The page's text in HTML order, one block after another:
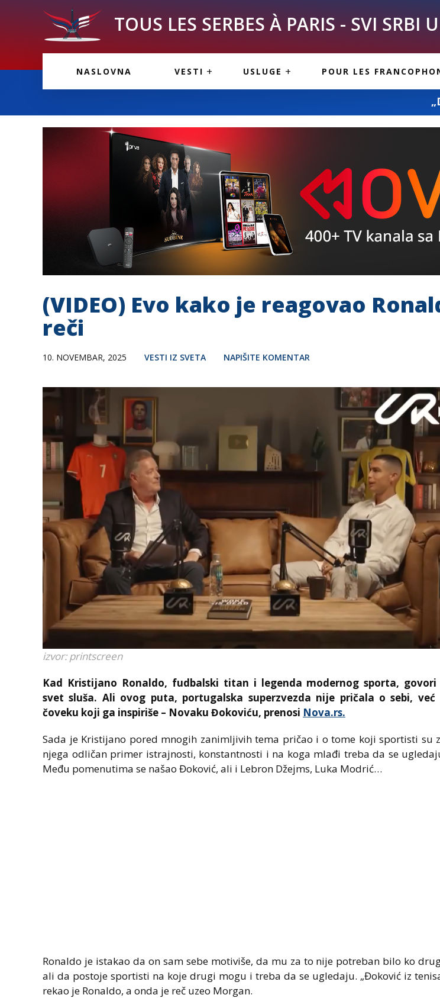
TOUS LES SERBES À PARIS - SVI SRBI
NASLOVNA VESTI USLUGE
INFORMACIJE
POUR LES
PARIS
CUISINE SERBE
„DOBROSAV
(VIDEO) Evo kako je reagovao
reči
10. NOVEMBAR, 2025 VESTI IZ SVETA NAPIŠITE KOMENTAR
izvor: printscreen
Kad Kristijano Ronaldo, fudbalski titan i legenda modernog sporta, govori
svet sluša. Ali ovog puta, portugalska superzvezda nije pričala o sebi, već
čoveku koji ga inspiriše – Novaku Đokoviću, prenosi Nova.rs.
Sada je Kristijano pored mnogih zanimljivih tema pričao i o tome koji sportisti su
njega odličan primer istrajnosti, konstantnosti i na koga mlađi treba da se
Među pomenutima se našao Đoković, ali i Lebron Džejms, Luka Modrić…
Ronaldo je istakao da on sam sebe motiviše, da mu za to nije potreban bilo ko
ali da postoje sportisti na koje drugi mogu i treba da se ugledaju. „Đoković iz
rekao je Ronaldo, a onda je reč uzeo Morgan.